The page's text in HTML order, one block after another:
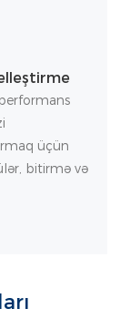
üçün
bitirmə və